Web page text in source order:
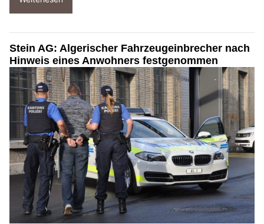
Stein AG: Algerischer Fahrzeugeinbrecher nach
Hinweis eines Anwohners festgenommen